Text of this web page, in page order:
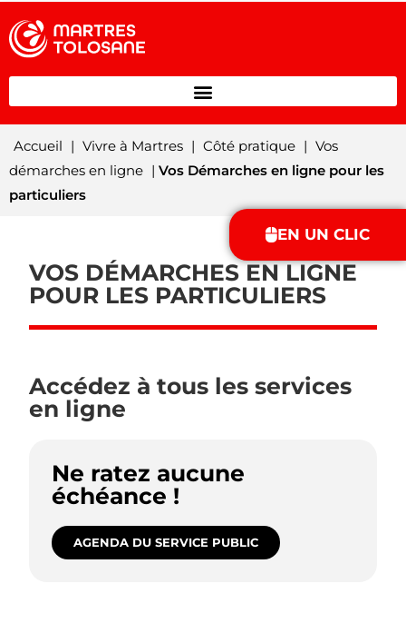
EN UN CLIC
Accueil | Vivre à Martres | Côté pratique | Vos
démarches en ligne | Vos Démarches en ligne pour les
particuliers
VOS DÉMARCHES EN LIGNE
POUR LES PARTICULIERS
Accédez à tous les services
en ligne
Ne ratez aucune
échéance !
AGENDA DU SERVICE PUBLIC